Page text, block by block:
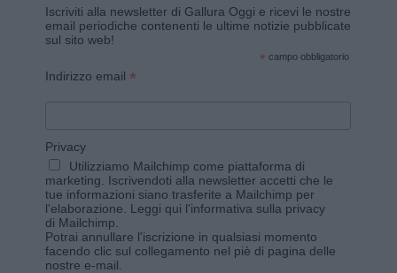
Iscriviti alla newsletter di Gallura Oggi e ricevi le nostre
email periodiche contenenti le ultime notizie pubblicate
sul sito web!
* campo obbligatorio
Indirizzo email *
Privacy
Utilizziamo Mailchimp come piattaforma di
marketing. Iscrivendoti alla newsletter accetti che le
tue informazioni siano trasferite a Mailchimp per
l'elaborazione. Leggi qui l'informativa sulla privacy
di Mailchimp
Potrai annullare l'iscrizione in qualsiasi momento
facendo clic sul collegamento nel piè di pagina delle
nostre e-mail.